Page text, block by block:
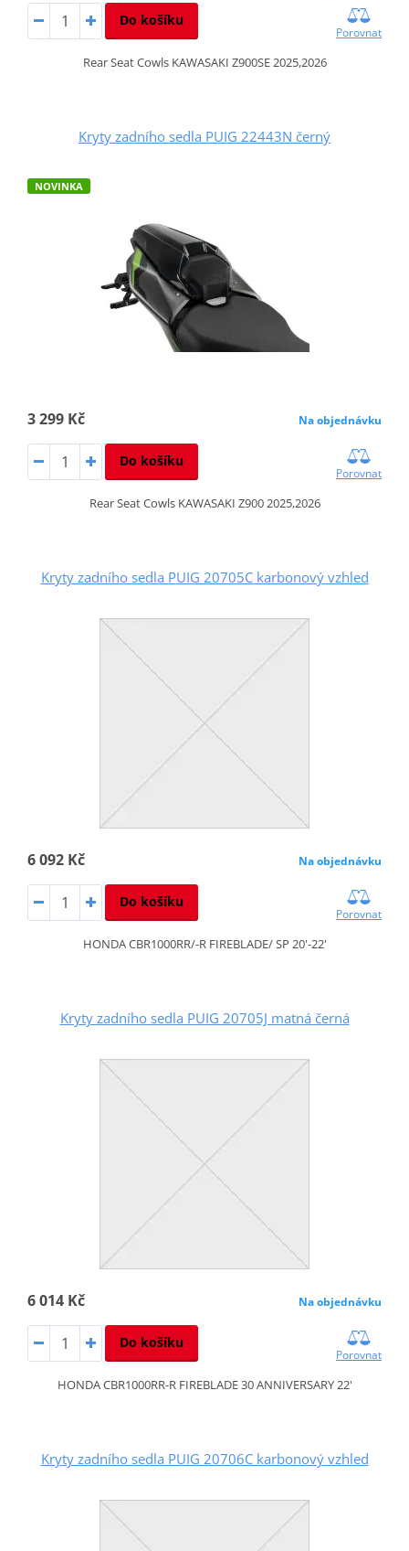
Do košíku
Porovnat
Rear Seat Cowls KAWASAKI Z900SE 2025,2026
Kryty zadního sedla PUIG 22443N černý
NOVINKA
3 299 Kč Na objednávku
Do košíku
Porovnat
Rear Seat Cowls KAWASAKI Z900 2025,2026
Kryty zadního sedla PUIG 20705C karbonový vzhled
6 092 Kč Na objednávku
Do košíku
Porovnat
HONDA CBR1000RR/-R FIREBLADE/ SP 20'-22'
Kryty zadního sedla PUIG 20705J matná černá
6 014 Kč Na objednávku
Do košíku
Porovnat
HONDA CBR1000RR-R FIREBLADE 30 ANNIVERSARY 22'
Kryty zadního sedla PUIG 20706C karbonový vzhled